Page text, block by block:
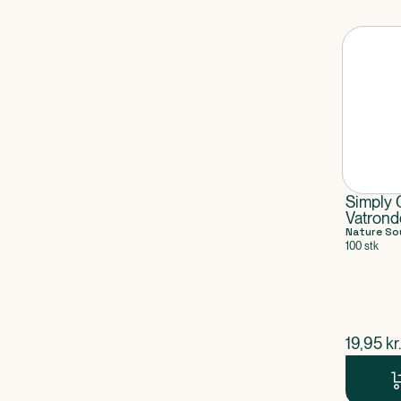
Simply
Nature
100 stk
$
19,95 kr.